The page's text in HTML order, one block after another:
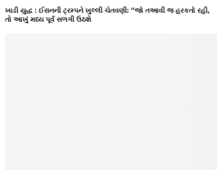
ખાડી યુદ્ધ : ઈરાનની ટ્રમ્પને ખુલ્લી ચેતવણી: “જો તઆવી જ હરકતો રહી,
તો આખું મધ્ય પૂર્વ સળગી ઉઠશે